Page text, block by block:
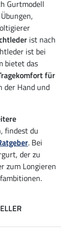
Gurtmodell
ist nach
ist bei
bietet das
für
der Hand und
findest du
. Bei
der zu
zum Longieren